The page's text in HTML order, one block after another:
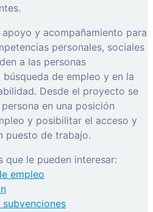
y acompañamiento para
personales, sociales
a las personas
búsqueda de empleo y en la
Desde el proyecto se
en una posición
y posibilitar el acceso y
puesto de trabajo.
que le pueden interesar:
empleo
subvenciones